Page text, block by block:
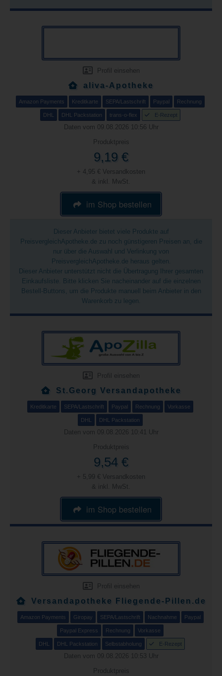
Profil einsehen
aliva-Apotheke
Amazon Payments Kreditkarte SEPA/Lastschrift Paypal Rechnung
DHL DHL Packstation trans-o-flex E-Rezept
Daten vom 09.08.2026 10:56 Uhr
Produktpreis
9,19 €
+ 4,95 € Versandkosten
& inkl. MwSt.
im Shop bestellen
Dieser Anbieter bietet viele Produkte auf
PreisvergleichApotheke.de zu noch günstigeren Preisen an, die
nur über die Auswahl und Verlinkung von
PreisvergleichApotheke.de heraus gelten.
Dieser Anbieter unterstützt nicht die Übertragung Ihrer gesamten
Einkaufsliste. Bitte klicken Sie nacheinander auf die einzelnen
Bestell-Buttons, um die Produkte manuell beim Anbieter in den
Warenkorb zu legen.
Profil einsehen
St.Georg Versandapotheke
Kreditkarte SEPA/Lastschrift Paypal Rechnung Vorkasse
DHL DHL Packstation
Daten vom 09.08.2026 10:41 Uhr
Produktpreis
9,54 €
+ 5,99 € Versandkosten
& inkl. MwSt.
im Shop bestellen
Profil einsehen
Versandapotheke Fliegende-Pillen.de
Amazon Payments Giropay SEPA/Lastschrift Nachnahme Paypal
Paypal Express Rechnung Vorkasse
DHL DHL Packstation Selbstabholung E-Rezept
Daten vom 09.08.2026 10:53 Uhr
Produktpreis